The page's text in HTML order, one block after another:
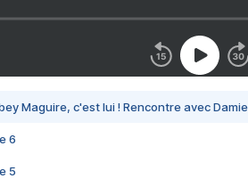
Maguire, c'est lui ! Rencontre avec
6
5